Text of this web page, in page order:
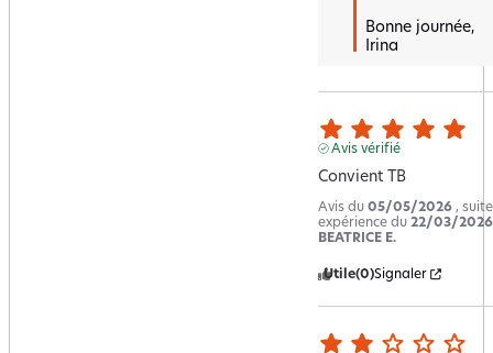
Bonne journée,
Irina
Avis vérifié
Convient TB
Avis du 05/05/2026 ,
expérience du 22/03/2026
BEATRICE E.
Utile(0)Signaler